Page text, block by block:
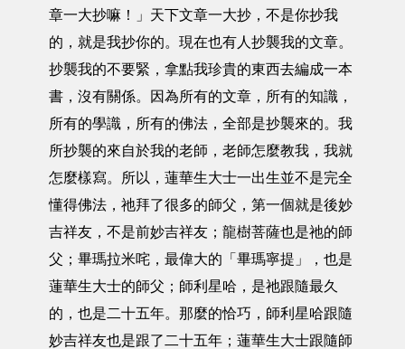
章一大抄嘛！」天下文章一大抄，不是你抄我
的，就是我抄你的。現在也有人抄襲我的文章。
抄襲我的不要緊，拿點我珍貴的東西去編成一本
書，沒有關係。因為所有的文章，所有的知識，
所有的學識，所有的佛法，全部是抄襲來的。我
所抄襲的來自於我的老師，老師怎麼教我，我就
怎麼樣寫。所以，蓮華生大士一出生並不是完全
懂得佛法，祂拜了很多的師父，第一個就是後妙
吉祥友，不是前妙吉祥友；龍樹菩薩也是祂的師
父；畢瑪拉米咤，最偉大的「畢瑪寧提」，也是
蓮華生大士的師父；師利星哈，是祂跟隨最久
的，也是二十五年。那麼的恰巧，師利星哈跟隨
妙吉祥友也是跟了二十五年；蓮華生大士跟隨師